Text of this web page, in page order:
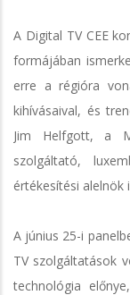
A Digital TV CEE
formájában
erre a régióra
kihívásaival, és
Jim Helfgott, a
szolgáltató,
értékesítési alelnök
A június 25-i
TV szolgáltatások
technológia